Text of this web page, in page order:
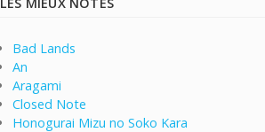
Bad Lands
An
Aragami
Closed Note
Honogurai Mizu no Soko Kara